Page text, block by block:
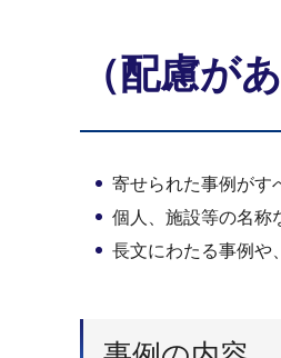
（配慮が
寄せられた事例がす
個人、施設等の名称
長文にわたる事例や